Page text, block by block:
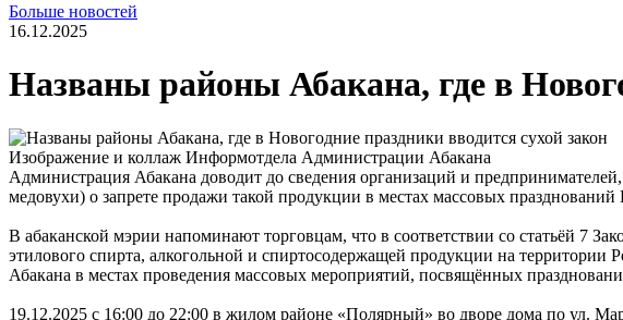
Больше новостей
16.12.2025
Названы районы Абакана, где в
Изображение и коллаж Информотдела Администрации Абакана
Администрация Абакана доводит до сведения организаций и
медовухи) о запрете продажи такой продукции в местах массовых празднований
В абаканской мэрии напоминают торговцам, что в соответствии со статьёй 7
этилового спирта, алкогольной и спиртосодержащей продукции на территории
Абакана в местах проведения массовых мероприятий, посвящённых
19.12.2025 с 16:00 до 22:00 в жилом районе «Полярный» во дворе дома по ул.